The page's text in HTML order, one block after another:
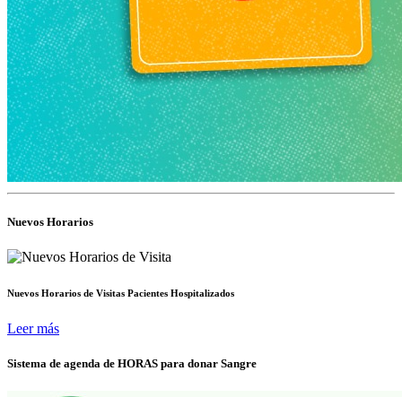
Nuevos Horarios
Nuevos Horarios de Visitas Pacientes Hospitalizados
Leer más
Sistema de agenda de HORAS para donar Sangre